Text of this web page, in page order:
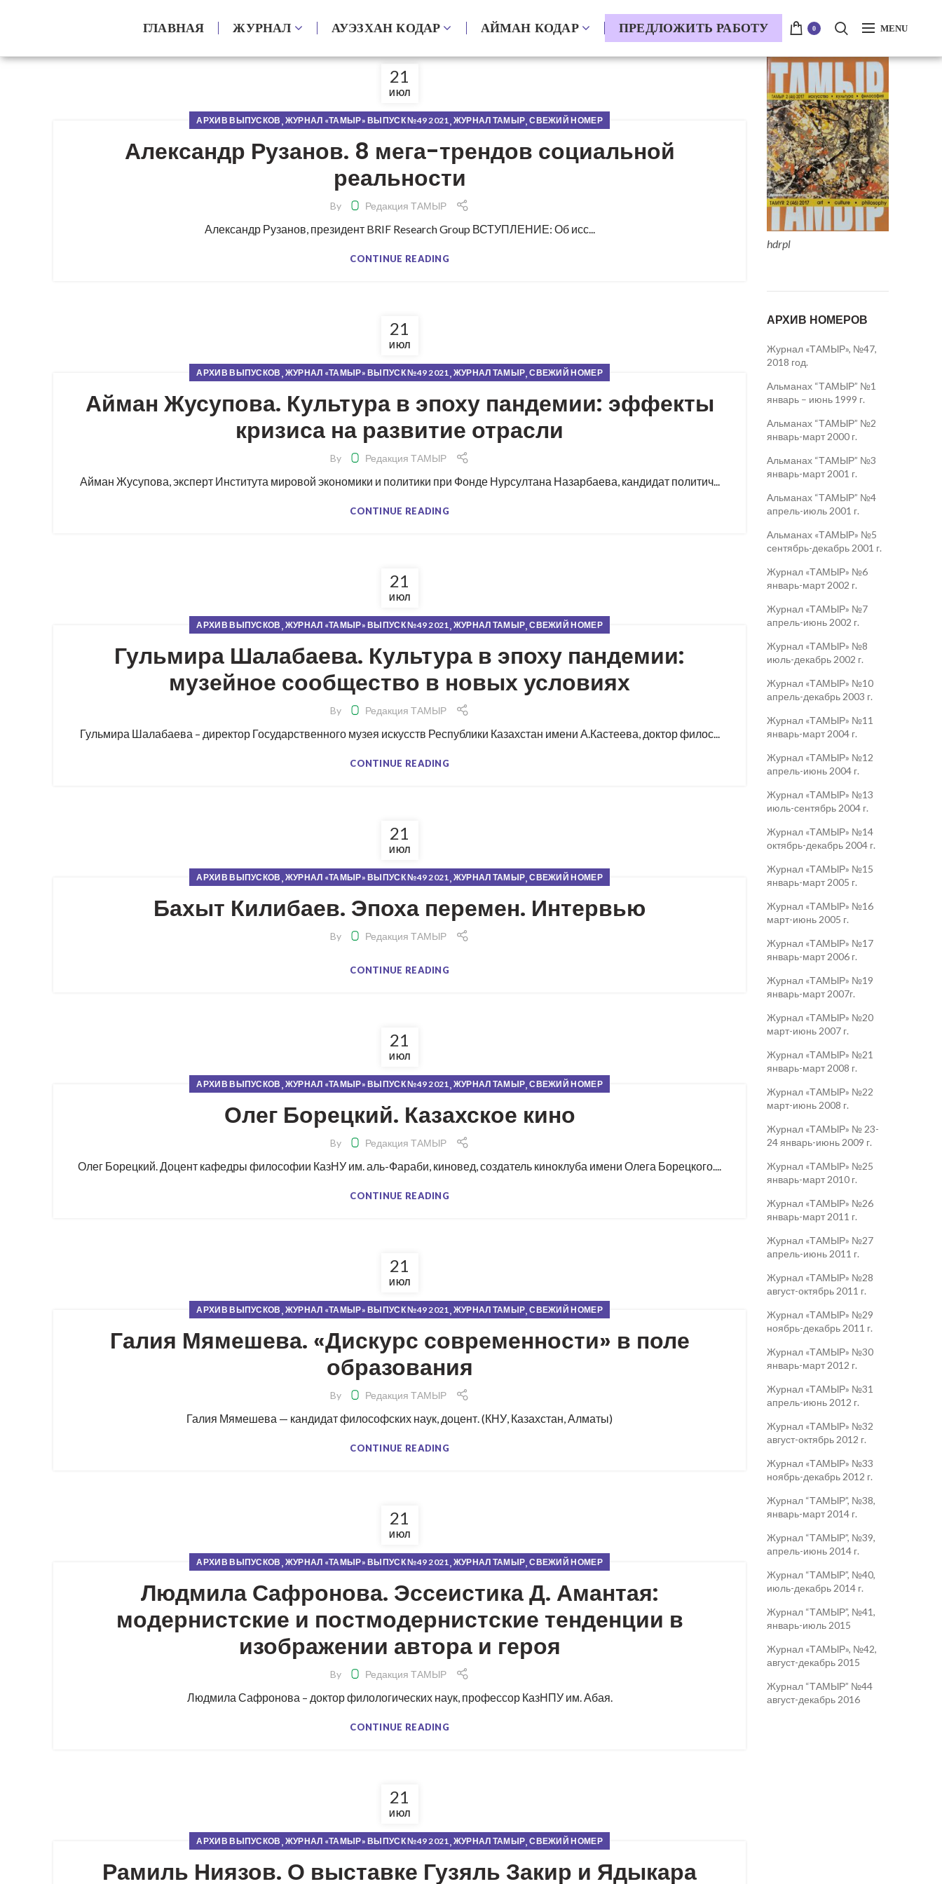
ГЛАВНАЯ ЖУРНАЛ АУЭЗХАН КОДАР АЙМАН КОДАР ПРЕДЛОЖИТЬ РАБОТУ 0 MENU
21
ИЮЛ
АРХИВ ВЫПУСКОВ , ЖУРНАЛ «ТАМЫР» ВЫПУСК №49 2021, ЖУРНАЛ ТАМЫР,СВЕЖИЙ НОМЕР
Александр Рузанов. 8 мега-трендов социальной
реальности
By Редакция ТАМЫР
Александр Рузанов, президент BRIF Research Group ВСТУПЛЕНИЕ: Об исс...
CONTINUE READING
21
ИЮЛ
АРХИВ ВЫПУСКОВ , ЖУРНАЛ «ТАМЫР» ВЫПУСК №49 2021, ЖУРНАЛ ТАМЫР,СВЕЖИЙ НОМЕР
Айман Жусупова. Культура в эпоху пандемии: эффекты
кризиса на развитие отрасли
By Редакция ТАМЫР
Айман Жусупова, эксперт Института мировой экономики и политики при Фонде Нурсултана Назарбаева, кандидат политич...
CONTINUE READING
21
ИЮЛ
АРХИВ ВЫПУСКОВ , ЖУРНАЛ «ТАМЫР» ВЫПУСК №49 2021, ЖУРНАЛ ТАМЫР,СВЕЖИЙ НОМЕР
Гульмира Шалабаева. Культура в эпоху пандемии:
музейное сообщество в новых условиях
By Редакция ТАМЫР
Гульмира Шалабаева – директор Государственного музея искусств Республики Казахстан имени А.Кастеева, доктор филос...
CONTINUE READING
21
ИЮЛ
АРХИВ ВЫПУСКОВ , ЖУРНАЛ «ТАМЫР» ВЫПУСК №49 2021, ЖУРНАЛ ТАМЫР,СВЕЖИЙ НОМЕР
Бахыт Килибаев. Эпоха перемен. Интервью
By Редакция ТАМЫР
CONTINUE READING
21
ИЮЛ
АРХИВ ВЫПУСКОВ , ЖУРНАЛ «ТАМЫР» ВЫПУСК №49 2021, ЖУРНАЛ ТАМЫР,СВЕЖИЙ НОМЕР
Олег Борецкий. Казахское кино
By Редакция ТАМЫР
Олег Борецкий. Доцент кафедры философии КазНУ им. аль-Фараби, киновед, создатель киноклуба имени Олега Борецкого....
CONTINUE READING
21
ИЮЛ
АРХИВ ВЫПУСКОВ , ЖУРНАЛ «ТАМЫР» ВЫПУСК №49 2021, ЖУРНАЛ ТАМЫР,СВЕЖИЙ НОМЕР
Галия Мямешева. «Дискурс современности» в поле
образования
By Редакция ТАМЫР
Галия Мямешева — кандидат философских наук, доцент. (КНУ, Казахстан, Алматы)
CONTINUE READING
21
ИЮЛ
АРХИВ ВЫПУСКОВ , ЖУРНАЛ «ТАМЫР» ВЫПУСК №49 2021, ЖУРНАЛ ТАМЫР,СВЕЖИЙ НОМЕР
Людмила Сафронова. Эссеистика Д. Амантая:
модернистские и постмодернистские тенденции в
изображении автора и героя
By Редакция ТАМЫР
Людмила Сафронова – доктор филологических наук, профессор КазНПУ им. Абая.
CONTINUE READING
21
ИЮЛ
АРХИВ ВЫПУСКОВ , ЖУРНАЛ «ТАМЫР» ВЫПУСК №49 2021, ЖУРНАЛ ТАМЫР,СВЕЖИЙ НОМЕР
Рамиль Ниязов. О выставке Гузяль Закир и Ядыкара
hdrpl
АРХИВ НОМЕРОВ
Журнал «ТАМЫР», №47,
2018 год.
Альманах “ТАМЫР” №1
январь – июнь 1999 г.
Альманах “ТАМЫР” №2
январь-март 2000 г.
Альманах “ТАМЫР” №3
январь-март 2001 г.
Альманах “ТАМЫР” №4
апрель-июль 2001 г.
Альманах «ТАМЫР» №5
сентябрь-декабрь 2001 г.
Журнал «ТАМЫР» №6
январь-март 2002 г.
Журнал «ТАМЫР» №7
апрель-июнь 2002 г.
Журнал «ТАМЫР» №8
июль-декабрь 2002 г.
Журнал «ТАМЫР» №10
апрель-декабрь 2003 г.
Журнал «ТАМЫР» №11
январь-март 2004 г.
Журнал «ТАМЫР» №12
апрель-июнь 2004 г.
Журнал «ТАМЫР» №13
июль-сентябрь 2004 г.
Журнал «ТАМЫР» №14
октябрь-декабрь 2004 г.
Журнал «ТАМЫР» №15
январь-март 2005 г.
Журнал «ТАМЫР» №16
март-июнь 2005 г.
Журнал «ТАМЫР» №17
январь-март 2006 г.
Журнал «ТАМЫР» №19
январь-март 2007г.
Журнал «ТАМЫР» №20
март-июнь 2007 г.
Журнал «ТАМЫР» №21
январь-март 2008 г.
Журнал «ТАМЫР» №22
март-июнь 2008 г.
Журнал «ТАМЫР» № 23-
24 январь-июнь 2009 г.
Журнал «ТАМЫР» №25
январь-март 2010 г.
Журнал «ТАМЫР» №26
январь-март 2011 г.
Журнал «ТАМЫР» №27
апрель-июнь 2011 г.
Журнал «ТАМЫР» №28
август-октябрь 2011 г.
Журнал «ТАМЫР» №29
ноябрь-декабрь 2011 г.
Журнал «ТАМЫР» №30
январь-март 2012 г.
Журнал «ТАМЫР» №31
апрель-июнь 2012 г.
Журнал «ТАМЫР» №32
август-октябрь 2012 г.
Журнал «ТАМЫР» №33
ноябрь-декабрь 2012 г.
Журнал “ТАМЫР”, №38,
январь-март 2014 г.
Журнал “ТАМЫР”, №39,
апрель-июнь 2014 г.
Журнал “ТАМЫР”, №40,
июль-декабрь 2014 г.
Журнал “ТАМЫР”, №41,
январь-июль 2015
Журнал «ТАМЫР», №42,
август-декабрь 2015
Журнал “ТАМЫР” №44
август-декабрь 2016